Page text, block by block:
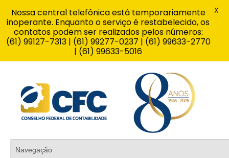
Nossa central telefônica está temporariamente
inoperante. Enquanto o serviço é restabelecido, os
contatos podem ser realizados pelos números:
(61) 99127-7313 | (61) 99277-0237 | (61) 99633-2770
| (61) 99633-5016
X